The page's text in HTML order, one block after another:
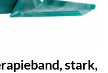
stark,